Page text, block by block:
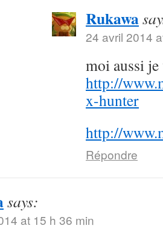
Rukawa
24 avril 2014
moi aussi
http://
x-hunter
http://
Répondre
says:
at 15 h 36 min